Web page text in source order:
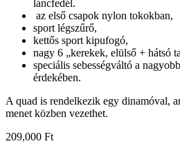
láncfedél.
az első csapok nylon tokokban,
sport légszűrő,
kettős sport kipufogó,
nagy 6 „kerekek, elülső + hátsó
speciális sebességváltó a
érdekében.
A quad is rendelkezik egy dinamóval,
menet közben vezethet.
209,000 Ft